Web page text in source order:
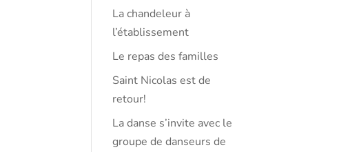
La chandeleur à
l’établissement
Le repas des familles
Saint Nicolas est de
retour!
La danse s’invite avec le
groupe de danseurs de